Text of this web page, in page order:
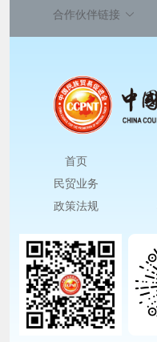
合作伙伴链接
首页
民贸业务
政策法规